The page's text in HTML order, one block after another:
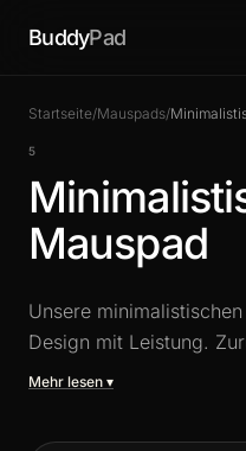
BuddyPad
Startseite/Mauspads/
5
Mauspad
Unsere
Design mit Leistung.
Linien und eine auf
Mehr lesen ▾